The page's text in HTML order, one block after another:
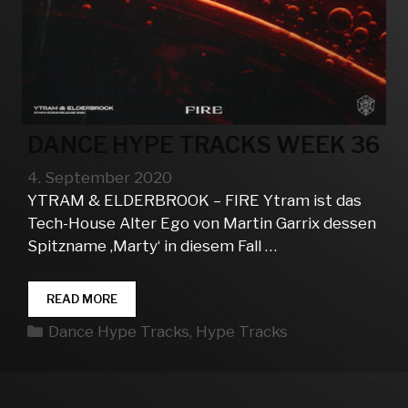
DANCE HYPE TRACKS WEEK 36
4. September 2020
YTRAM & ELDERBROOK – FIRE Ytram ist das
Tech-House Alter Ego von Martin Garrix dessen
Spitzname ‚Marty‘ in diesem Fall …
READ MOREDANCE
HYPE
TRACKS
Kategorien
Dance Hype Tracks, Hype Tracks